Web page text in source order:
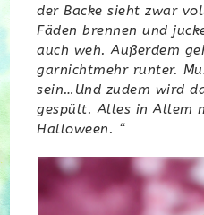
der Backe sieht zwar
Fäden brennen und
auch weh. Außerdem
garnichtmehr runter.
sein…Und zudem wird
gespült. Alles in Allem
Halloween. “